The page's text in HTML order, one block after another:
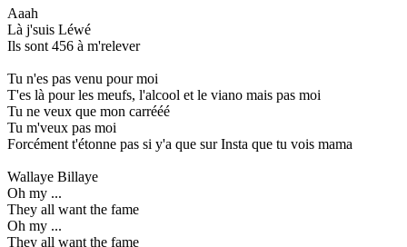
Aaah
Là j'suis Léwé
Ils sont 456 à m'relever
Tu n'es pas venu pour moi
T'es là pour les meufs, l'alcool et le viano mais pas moi
Tu ne veux que mon carrééé
Tu m'veux pas moi
Forcément t'étonne pas si y'a que sur Insta que tu vois mama
Wallaye Billaye
Oh my ...
They all want the fame
Oh my ...
They all want the fame